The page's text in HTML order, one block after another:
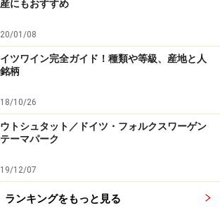
日本人街、インマーマン通り
リー、和雑貨や本屋など日本語の店がず
ジャパン」インマーマン通り
街へ伸びるインマーマン通り
）周辺は、ヨーロッパ随一の日本人
業がオフィスを構え、日本のレストラ
ーカリー、スーパーマーケット、本屋に
にもおすすめ
01/08
イツワイン完全ガイド！種類や等級、産地と人
柄
10/26
トシュタット／ドイツ・フォルクスワーゲン
ーマパーク
12/07
ランキングをもっと見る